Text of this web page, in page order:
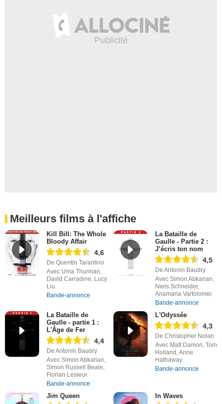
Meilleurs films à l'affiche
Kill Bill: The Whole
Bloody Affair
4,6
De Quentin Tarantino
Avec Uma Thurman,
David Carradine, Lucy
Liu
Bande-annonce
La Bataille de
Gaulle - Partie 2 :
J’écris ton nom
4,5
De Antonin Baudry
Avec Simon Abkarian,
Niels Schneider,
Anamaria Vartolomei
Bande-annonce
La Bataille de
Gaulle - partie 1 :
L'Âge de Fer
4,4
De Antonin Baudry
Avec Simon Abkarian,
Simon Russell Beale,
Florian Lesieur
Bande-annonce
L'Odyssée
4,3
De Christopher Nolan
Avec Matt Damon, Tom
Holland, Anne
Hathaway
Bande-annonce
Jim Queen In Waves